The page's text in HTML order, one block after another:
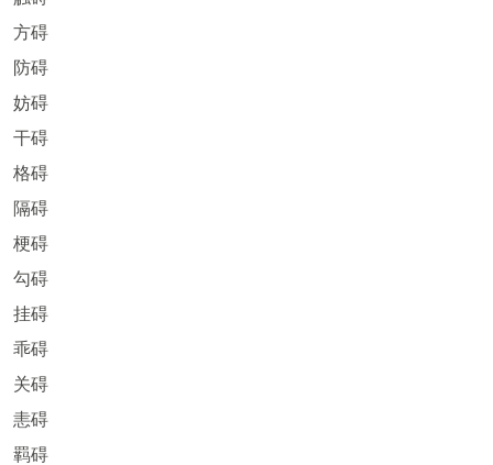
方碍
防碍
妨碍
干碍
格碍
隔碍
梗碍
勾碍
挂碍
乖碍
关碍
恚碍
羁碍